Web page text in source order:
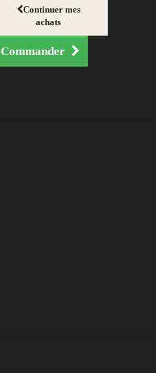
Continuer mes
achats
Commander